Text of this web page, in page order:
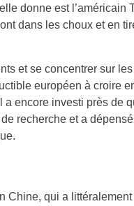
donne est l’américain
dans les choux et en
et se concentrer sur
européen à croire
a encore investi près de
recherche et a
Chine, qui a